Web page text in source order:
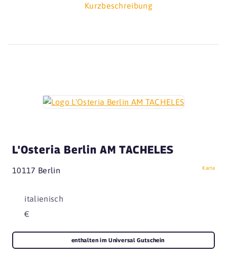
Kurzbeschreibung
L'Osteria Berlin AM TACHELES
10117 Berlin Karte
italienisch
€
enthalten im Universal Gutschein